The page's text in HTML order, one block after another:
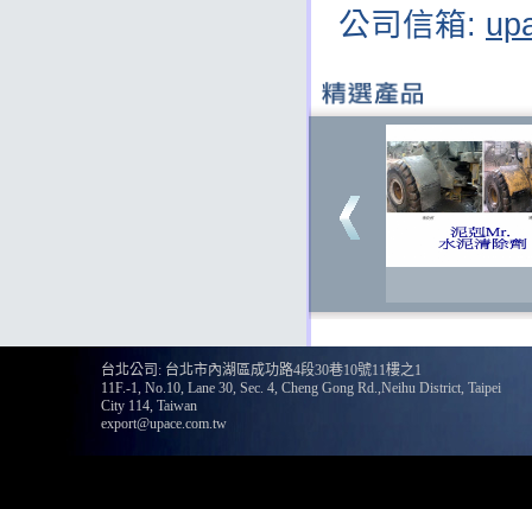
公司信箱:
台北公司: 台北市內湖區成功路4段30巷10號11樓之1
11F.-1, No.10, Lane 30, Sec. 4, Cheng Gong Rd.,Neihu District, Taipei
City 114, Taiwan
export@upace.com.tw